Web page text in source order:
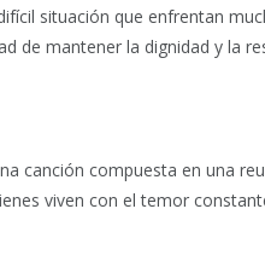
situación que enfrentan
de mantener la dignidad y la
canción compuesta en una
viven con el temor